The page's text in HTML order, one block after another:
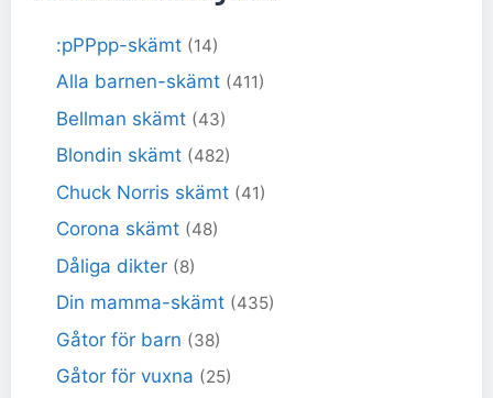
:pPPpp-skämt (14)
Alla barnen-skämt (411)
Bellman skämt (43)
Blondin skämt (482)
Chuck Norris skämt (41)
Corona skämt (48)
Dåliga dikter (8)
Din mamma-skämt (435)
Gåtor för barn (38)
Gåtor för vuxna (25)